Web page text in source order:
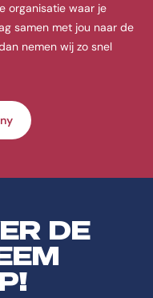
organisatie waar je
samen met jou naar de
nemen wij zo snel
DE